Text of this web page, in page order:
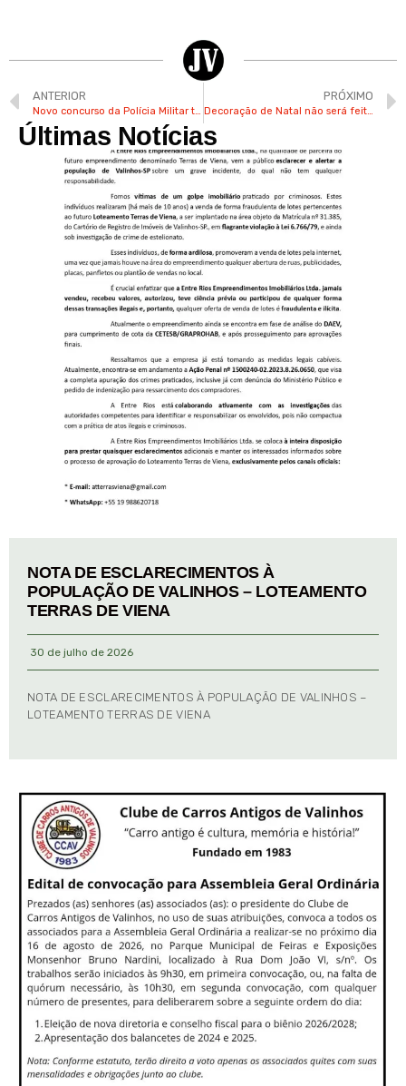
ANTERIOR
Novo concurso da Polícia Militar tem 2,7 mil vagas e salário inicial de R$ 4,8 mil
PRÓXIMO
Decoração de Natal não será feita neste final de ano pela prefeitura de Valinhos
Últimas Notícias
NOTA DE ESCLARECIMENTOS À
POPULAÇÃO DE VALINHOS – LOTEAMENTO
TERRAS DE VIENA
30 de julho de 2026
NOTA DE ESCLARECIMENTOS À POPULAÇÃO DE VALINHOS –
LOTEAMENTO TERRAS DE VIENA